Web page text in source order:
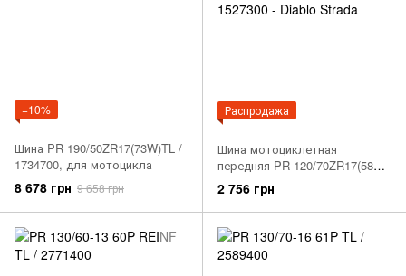
−10%
Шина PR 190/50ZR17(73W)TL /
1734700, для мотоцикла
8 678 грн 9 658 грн
Распродажа
Шина мотоциклетная
передняя PR 120/70ZR17(58W)
TL / 1527300 - Diablo Strada
2 756 грн